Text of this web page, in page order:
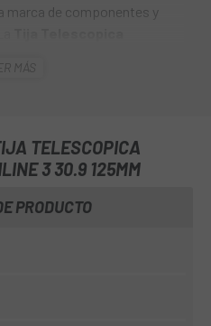
marca de componentes y
debido a su baja altura y
a su posición inicial.
MÁS
TELESCOPICA
3 30.9 125MM
PRODUCTO